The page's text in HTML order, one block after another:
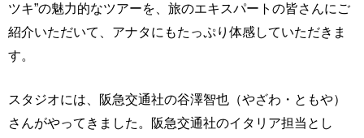
ツキ”の魅力的なツアーを、旅のエキスパートの皆さんにご
紹介いただいて、アナタにもたっぷり体感していただきま
す。
スタジオには、阪急交通社の谷澤智也（やざわ・ともや）
さんがやってきました。阪急交通社のイタリア担当とし